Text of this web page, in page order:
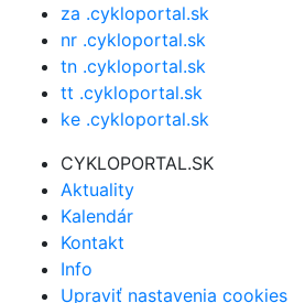
za .cykloportal.sk
nr .cykloportal.sk
tn .cykloportal.sk
tt .cykloportal.sk
ke .cykloportal.sk
CYKLOPORTAL.SK
Aktuality
Kalendár
Kontakt
Info
Upraviť nastavenia cookies